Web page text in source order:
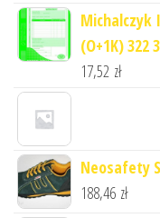
Michalczyk
(O+1K) 322 3
17,52 zł
Neosafety
188,46 zł